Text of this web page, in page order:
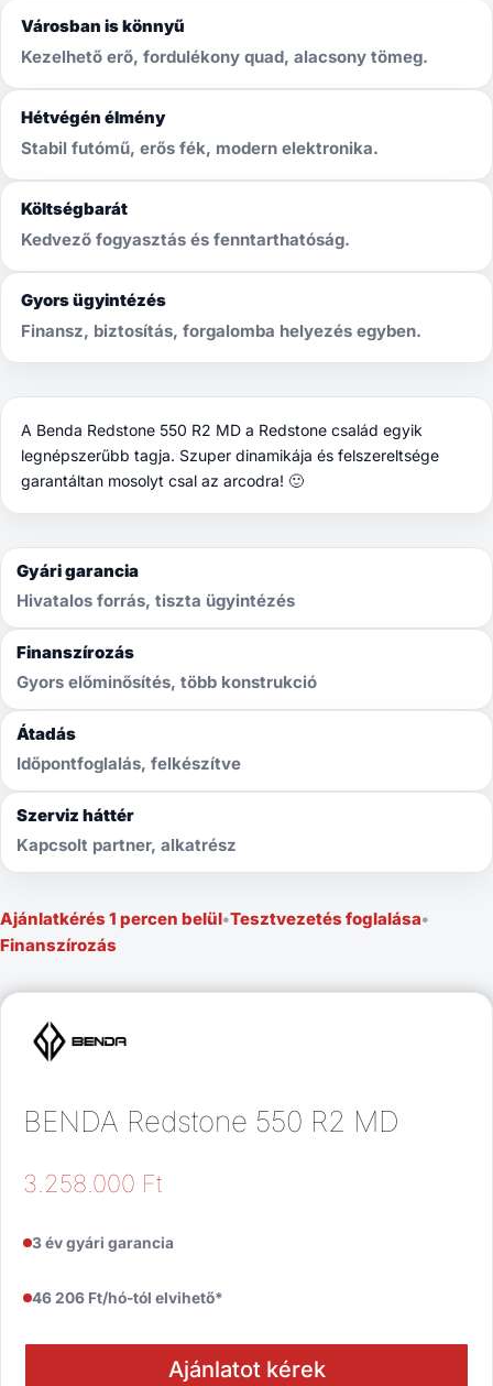
Városban is könnyű
Kezelhető erő, fordulékony quad, alacsony tömeg.
Hétvégén élmény
Stabil futómű, erős fék, modern elektronika.
Költségbarát
Kedvező fogyasztás és fenntarthatóság.
Gyors ügyintézés
Finansz, biztosítás, forgalomba helyezés egyben.
A Benda Redstone 550 R2 MD a Redstone család egyik
legnépszerűbb tagja. Szuper dinamikája és felszereltsége
garantáltan mosolyt csal az arcodra! 🙂
Gyári garancia
Hivatalos forrás, tiszta ügyintézés
Finanszírozás
Gyors előminősítés, több konstrukció
Átadás
Időpontfoglalás, felkészítve
Szerviz háttér
Kapcsolt partner, alkatrész
Ajánlatkérés 1 percen belül•Tesztvezetés foglalása•
Finanszírozás
BENDA Redstone 550 R2 MD
3.258.000 Ft
3 év gyári garancia
46 206 Ft/hó-tól elvihető*
Ajánlatot kérek